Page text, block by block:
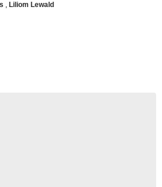
, Liliom Lewald